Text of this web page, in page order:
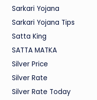
Sarkari Yojana
Sarkari Yojana Tips
Satta King
SATTA MATKA
Silver Price
Silver Rate
Silver Rate Today